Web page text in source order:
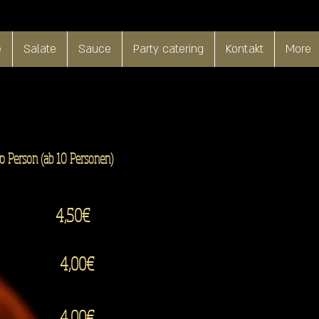
Salate Sauce Party catering Kontakt More
Person (ab 10 Personen)
4,50€
4,00€